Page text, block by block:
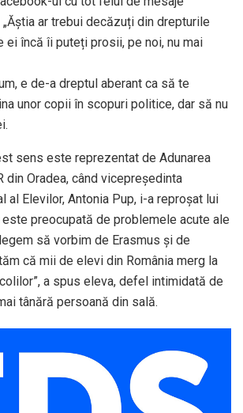
ar trebui decăzuți din drepturile
ei încă îi puteți prosii, pe noi, nu mai
e de-a dreptul aberant ca să te
unor copii în scopuri politice, dar să nu
sens este reprezentat de Adunarea
din Oradea, când vicepreşedinta
al Elevilor, Antonia Pup, i-a reproşat lui
preocupată de problemele acute ale
să vorbim de Erasmus şi de
că mii de elevi din România merg la
a spus eleva, defel intimidată de
tânără persoană din sală.